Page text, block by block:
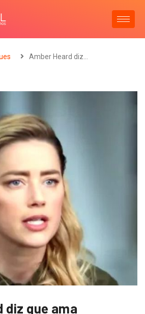
Amber Heard diz…
diz que ama